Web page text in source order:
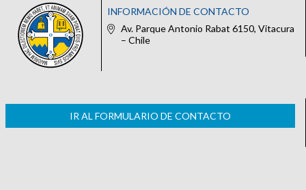
INFORMACIÓN DE CONTACTO
Av. Parque Antonio Rabat 6150, Vitacura
– Chile
IR AL FORMULARIO DE CONTACTO